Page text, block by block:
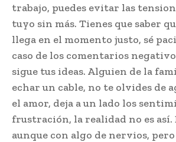
trabajo, puedes evitar las
tuyo sin más. Tienes que saber
llega en el momento justo, sé
caso de los comentarios
sigue tus ideas. Alguien de la
echar un cable, no te olvides de
el amor, deja a un lado los
frustración, la realidad no es así.
aunque con algo de nervios,